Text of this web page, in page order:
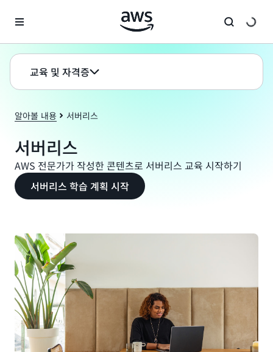
교육 및 자격증
알아볼 내용 서버리스
서버리스
AWS 전문가가 작성한 콘텐츠로 서버리스 교육 시작하기
서버리스 학습 계획 시작